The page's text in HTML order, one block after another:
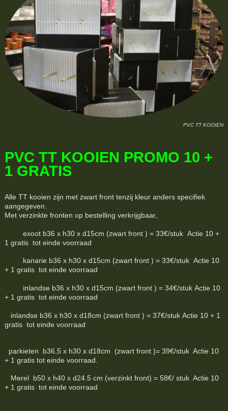
PVC TT KOOIEN
PVC TT KOOIEN PROMO 10 +
1 GRATIS
Alle TT kooien zijn met zwart front tenzij kleur anders specifiek
aangegeven.
Met verzinkte fronten op bestelling verkrijgbaar,
exoot b36 x h30 x d15cm (zwart front ) = 33€/stuk Actie 10 +
1 gratis tot einde voorraad
kanarie b36 x h30 x d15cm (zwart front ) = 33€/stuk Actie 10
+ 1 gratis tot einde voorraad
inlandse b36 x h30 x d15cm (zwart front ) = 34€/stuk Actie 10
+ 1 gratis tot einde voorraad
inlandse b36 x h30 x d18cm (zwart front ) = 37€/stuk Actie 10 + 1
gratis tot einde voorraad
parkieten b36,5 x h30 x d18cm (zwart front )= 39€/stuk Actie 10
+ 1 gratis tot einde voorraad.
Merel b50 x h40 x d24.5 cm (verzinkt front) = 58€/ stuk Actie 10
+ 1 gratis tot einde voorraad